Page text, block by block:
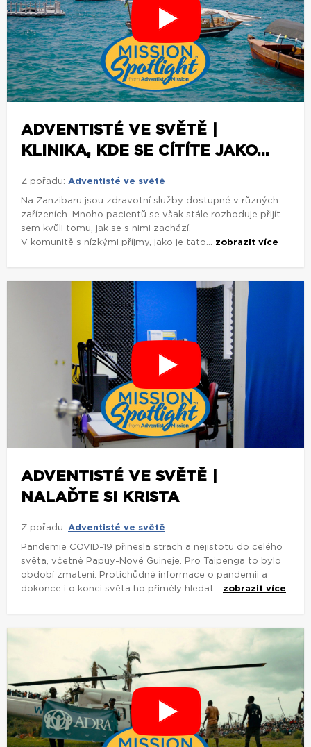
ADVENTISTÉ VE SVĚTĚ |
KLINIKA, KDE SE CÍTÍTE JAKO...
Z pořadu: Adventisté ve světě
Na Zanzibaru jsou zdravotní služby dostupné v různých
zařízeních. Mnoho pacientů se však stále rozhoduje přijít
sem kvůli tomu, jak se s nimi zachází.
V komunitě s nízkými příjmy, jako je tato... zobrazit více
ADVENTISTÉ VE SVĚTĚ |
NALAĎTE SI KRISTA
Z pořadu: Adventisté ve světě
Pandemie COVID-19 přinesla strach a nejistotu do celého
světa, včetně Papuy-Nové Guineje. Pro Taipenga to bylo
období zmatení. Protichůdné informace o pandemii a
dokonce i o konci světa ho přiměly hledat... zobrazit více